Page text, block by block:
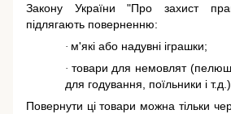
Закону України "Про захист
підлягають поверненню:
· м'які або надувні іграшки;
· товари для немовлят
для годування, поїльники і
Повернути ці товари можна тільки